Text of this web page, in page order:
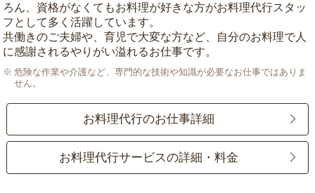
ろん、資格がなくてもお料理が好きな方がお料理代行スタッ
フとして多く活躍しています。
共働きのご夫婦や、育児で大変な方など、自分のお料理で人
に感謝されるやりがい溢れるお仕事です。
危険な作業や介護など、専門的な技術や知識が必要なお仕事ではありま
せん。
お料理代行のお仕事詳細
お料理代行サービスの詳細・料金